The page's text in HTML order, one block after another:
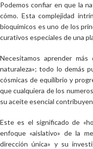
Podemos confiar en que la
cómo. Esta complejidad
bioquímicos es uno de los
curativos especiales de una
Necesitamos aprender
naturaleza»; todo lo demás
cósmicas de equilibrio y
que cualquiera de los
su aceite esencial
Este es el significado de
enfoque «aislativo» de la
dirección única» y su